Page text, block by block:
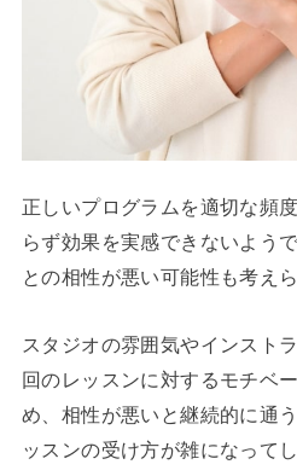
正しいプログラムを適切な頻
らず効果を実感できないよう
との相性が悪い可能性も考えら
スタジオの雰囲気やインスト
回のレッスンに対するモチベ
め、相性が悪いと継続的に通
ッスンの受け方が雑になって